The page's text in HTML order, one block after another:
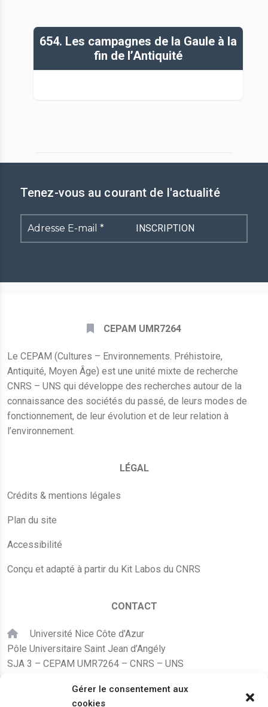
Gérer le consentement aux
cookies
654. Les campagnes de la Gaule à la
fin de l’Antiquité
Tenez-vous au courant de l'actualité
Adresse
E-
CEPAM UMR7264
Le CEPAM (Cultures – Environnements. Préhistoire,
Antiquité, Moyen Âge) est une unité mixte de recherche
CNRS – UNS qui développe des recherches autour de la
connaissance des sociétés du passé, de leurs modes de
fonctionnement, de leur évolution et de leur relation à
l’environnement.
LÉGAL
Crédits & mentions légales
Plan du site
Accessibilité
Conçu et adapté à partir du Kit Labos du CNRS
CONTACT
Université Nice Côte d'Azur
Pôle Universitaire Saint Jean d’Angély
SJA 3 – CEPAM UMR7264 – CNRS – UNS